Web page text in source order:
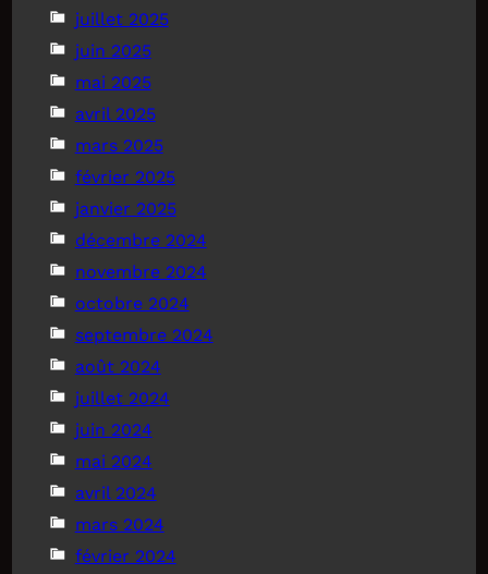
juillet 2025
juin 2025
mai 2025
avril 2025
mars 2025
février 2025
janvier 2025
décembre 2024
novembre 2024
octobre 2024
septembre 2024
août 2024
juillet 2024
juin 2024
mai 2024
avril 2024
mars 2024
février 2024